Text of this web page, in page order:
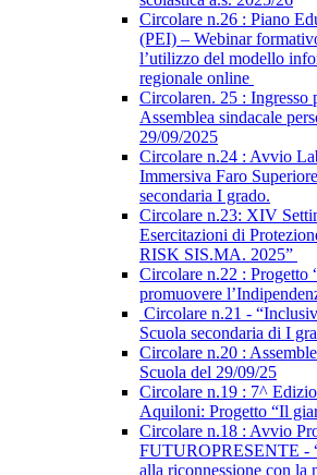
Circolare n.26 : Piano
(PEI) – Webinar
l’utilizzo del modello
regionale online
Circolaren. 25 : Ingresso
Assemblea sindacale
29/09/2025
Circolare n.24 : Avvio
Immersiva Faro
secondaria I grado.
Circolare n.23: XIV
Esercitazioni di
RISK SIS.MA. 2025”
Circolare n.22 : Progetto
promuovere
Circolare n.21 -
Scuola secondaria di I
Circolare n.20 :
Scuola del 29/09/25
Circolare n.19 : 7^
Aquiloni: Progetto “Il
Circolare n.18 : Avvio
FUTUROPRESENTE -
alla riconnessione con la